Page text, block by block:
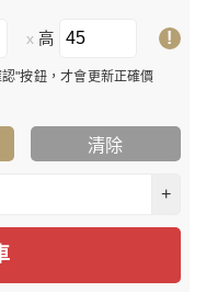
x 高 !
"按鈕，才會更新正確價
清除
+